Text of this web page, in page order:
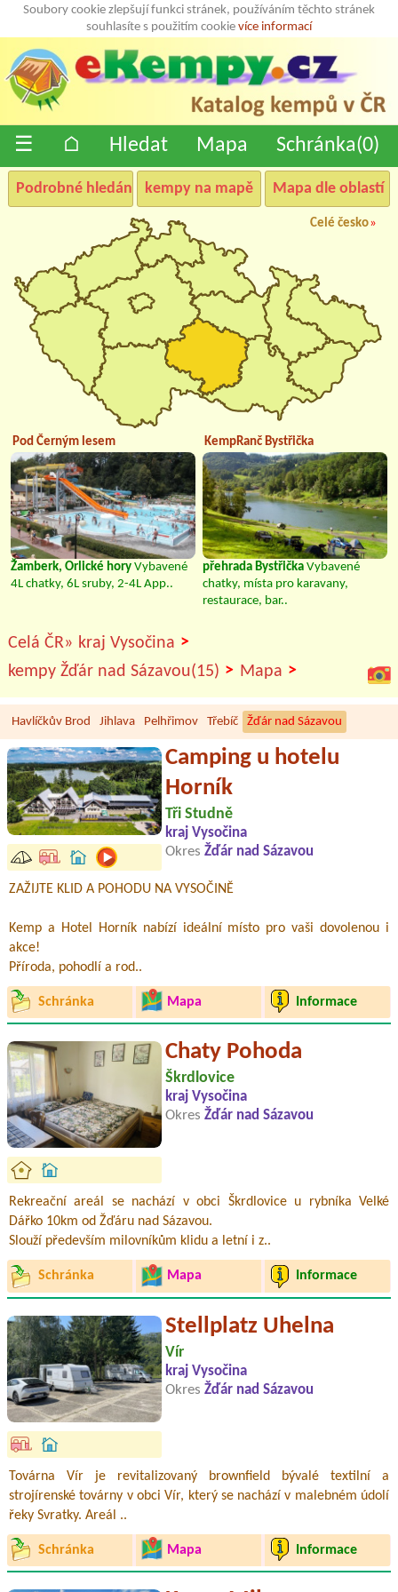
Soubory cookie zlepšují funkci stránek, používáním těchto stránek
souhlasíte s použitím cookie více informací
☰ ⌂ Hledat Mapa Schránka(0)
Podrobné hledání kempy na mapě Mapa dle oblastí
Celé česko»
Pod Černým lesem
Žamberk, Orlické hory Vybavené
4L chatky, 6L sruby, 2-4L App..
KempRanč Bystřička
přehrada Bystřička Vybavené
chatky, místa pro karavany,
restaurace, bar..
Celá ČR» kraj Vysočina >
kempy Žďár nad Sázavou(15) > Mapa >
Havlíčkův Brod Jihlava Pelhřimov Třebíč Žďár nad Sázavou
Camping u hotelu
Horník
Tři Studně
kraj Vysočina
Okres Žďár nad Sázavou
ZAŽIJTE KLID A POHODU NA VYSOČINĚ
Kemp a Hotel Horník nabízí ideální místo pro vaši dovolenou i
akce!
Příroda, pohodlí a rod..
Schránka Mapa Informace
Chaty Pohoda
Škrdlovice
kraj Vysočina
Okres Žďár nad Sázavou
Rekreační areál se nachází v obci Škrdlovice u rybníka Velké
Dářko 10km od Žďáru nad Sázavou.
Slouží především milovníkům klidu a letní i z..
Schránka Mapa Informace
Stellplatz Uhelna
Vír
kraj Vysočina
Okres Žďár nad Sázavou
Továrna Vír je revitalizovaný brownfield bývalé textilní a
strojírenské továrny v obci Vír, který se nachází v malebném údolí
řeky Svratky. Areál ..
Schránka Mapa Informace